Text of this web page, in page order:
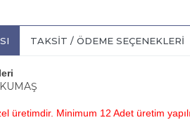
TAKSIT / ÖDEME SEÇENEKLERI
üretimdir. Minimum 12 Adet üretim